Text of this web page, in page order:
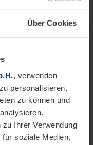
Über Cookies
, verwenden
personalisieren,
zu können und
Ihrer Verwendung
soziale Medien,